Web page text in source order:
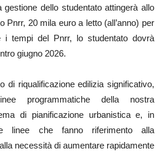
dello studentato attingerà allo
Pnrr, 20 mila euro a letto (all’anno) per
i tempi del Pnrr, lo studentato dovrà
giugno 2026.
di riqualificazione edilizia significativo,
programmatiche della nostra
di pianificazione urbanistica e, in
linee che fanno riferimento alla
necessità di aumentare rapidamente